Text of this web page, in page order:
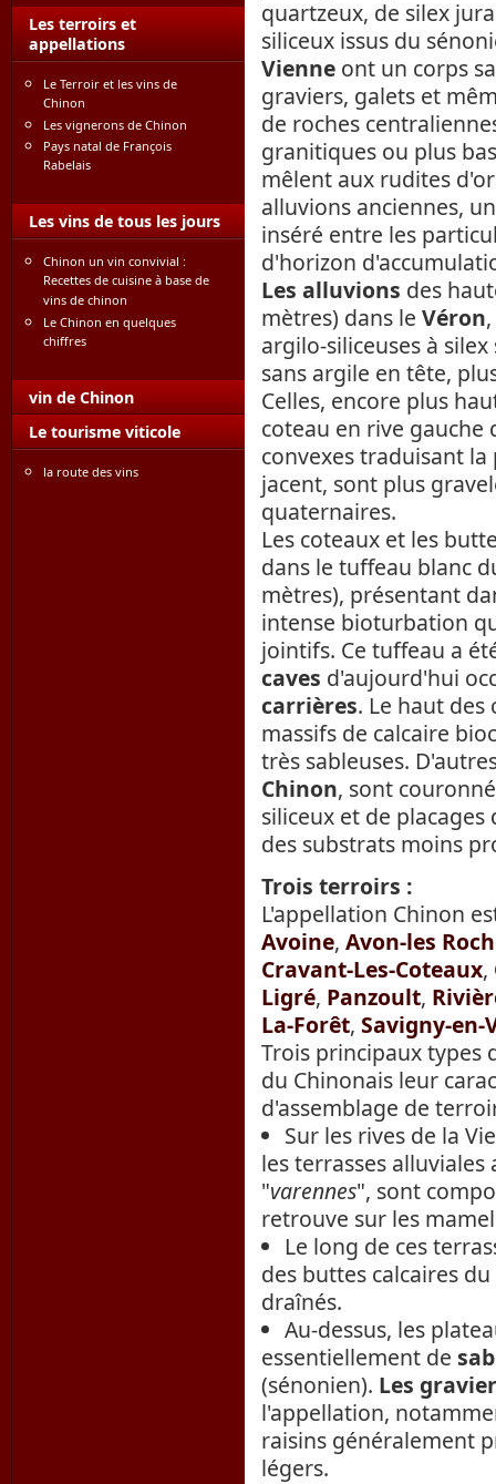
Les terroirs et
appellations
Le Terroir et les vins de
Chinon
Les vignerons de Chinon
Pays natal de François
Rabelais
Les vins de tous les jours
Chinon un vin convivial :
Recettes de cuisine à base de
vins de chinon
Le Chinon en quelques
chiffres
vin de Chinon
Le tourisme viticole
la route des vins
quartzeux, de silex
siliceux issus du
Vienne ont un corps
graviers, galets et
de roches
granitiques ou plus
mêlent aux rudites
alluvions anciennes,
inséré entre les
d'horizon
Les alluvions des
mètres) dans le Véron
argilo-siliceuses à
sans argile en tête,
Celles, encore plus
coteau en rive gauche
convexes traduisant
jacent, sont plus
quaternaires.
Les coteaux et les
dans le tuffeau blanc
mètres), présentant
intense bioturbation
jointifs. Ce tuffeau a
caves d'aujourd'hui
carrières. Le haut
massifs de calcaire
très sableuses.
Chinon, sont
siliceux et de placages
des substrats moins
Trois terroirs :
L'appellation Chinon
Avoine, Avon-les
Cravant-Les-Coteaux,
Ligré, Panzoult,
La-Forêt, Savigny-en-
Trois principaux types
du Chinonais leur
d'assemblage de
Sur les rives de la
les terrasses alluviales
"varennes", sont
retrouve sur les
Le long de ces
des buttes calcaires
draînés.
Au-dessus, les
essentiellement de
(sénonien). Les
l'appellation,
raisins généralement
légers.